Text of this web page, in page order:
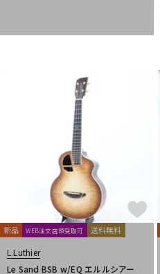
新品 WEB注文店頭受取可 送料無料
L.Luthier
Le Sand BSB w/EQ エルルシアー